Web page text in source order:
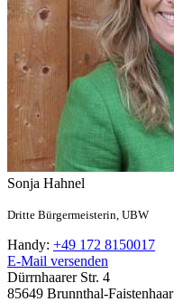
Sonja Hahnel
Dritte Bürgermeisterin, UBW
Handy: +49 172 8150017
E-Mail versenden
Dürrnhaarer Str. 4
85649 Brunnthal-Faistenhaar